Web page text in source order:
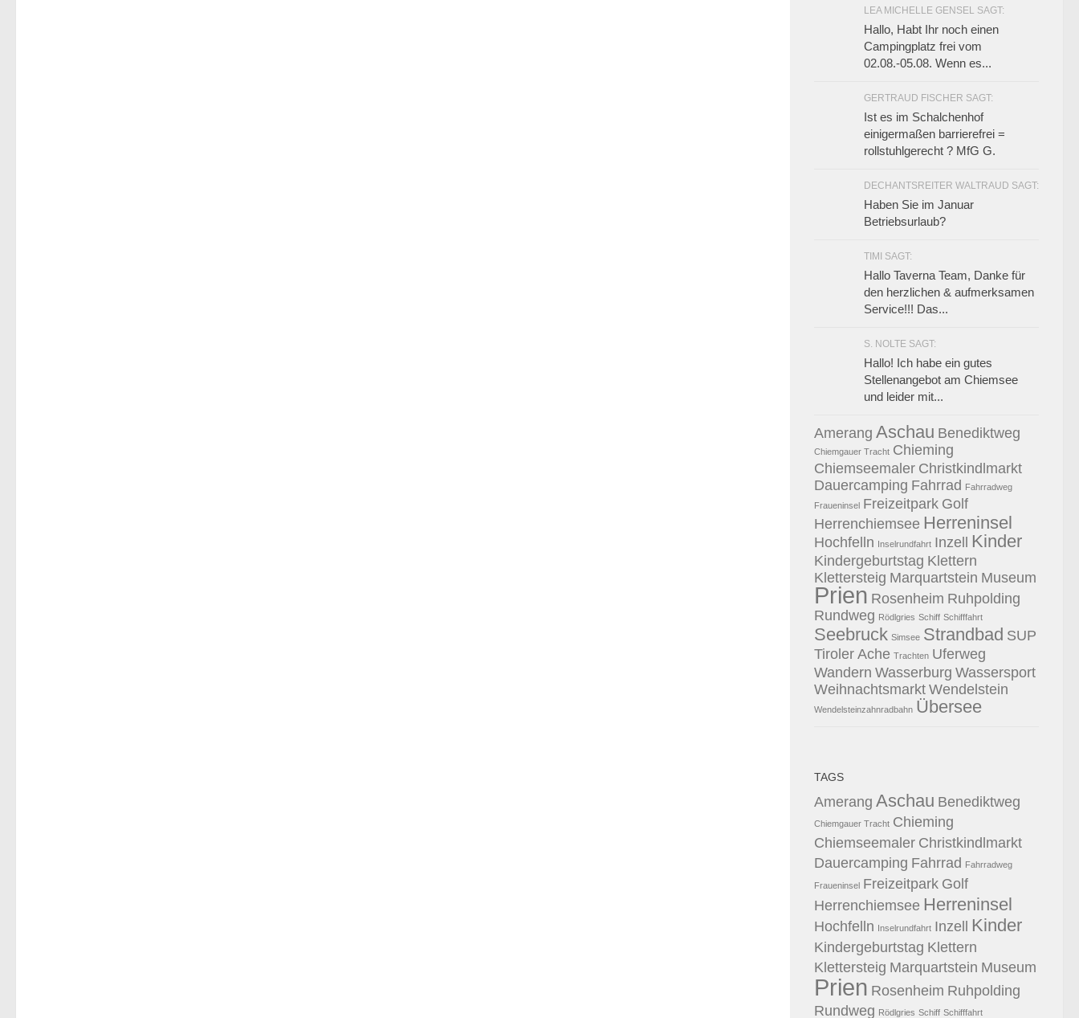
LEA MICHELLE GENSEL SAGT:
Hallo, Habt Ihr noch einen
Campingplatz frei vom
02.08.-05.08. Wenn es...
GERTRAUD FISCHER SAGT:
Ist es im Schalchenhof
einigermaßen barrierefrei =
rollstuhlgerecht ? MfG G.
DECHANTSREITER WALTRAUD SAGT:
Haben Sie im Januar
Betriebsurlaub?
TIMI SAGT:
Hallo Taverna Team, Danke für
den herzlichen & aufmerksamen
Service!!! Das...
S. NOLTE SAGT:
Hallo! Ich habe ein gutes
Stellenangebot am Chiemsee
und leider mit...
Amerang Aschau Benediktweg
Chiemgauer Tracht Chieming
Chiemseemaler Christkindlmarkt
Dauercamping Fahrrad Fahrradweg
Fraueninsel Freizeitpark Golf
Herrenchiemsee Herreninsel
Hochfelln Inselrundfahrt Inzell Kinder
Kindergeburtstag Klettern
Klettersteig Marquartstein Museum
Prien Rosenheim Ruhpolding
Rundweg Rödlgries Schiff Schifffahrt
Seebruck Simsee Strandbad SUP
Tiroler Ache Trachten Uferweg
Wandern Wasserburg Wassersport
Weihnachtsmarkt Wendelstein
Wendelsteinzahnradbahn Übersee
TAGS
Amerang Aschau Benediktweg
Chiemgauer Tracht Chieming
Chiemseemaler Christkindlmarkt
Dauercamping Fahrrad Fahrradweg
Fraueninsel Freizeitpark Golf
Herrenchiemsee Herreninsel
Hochfelln Inselrundfahrt Inzell Kinder
Kindergeburtstag Klettern
Klettersteig Marquartstein Museum
Prien Rosenheim Ruhpolding
Rundweg Rödlgries Schiff Schifffahrt